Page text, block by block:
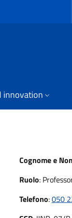
innovation
Cognome e
Ruolo:
Telefono:050